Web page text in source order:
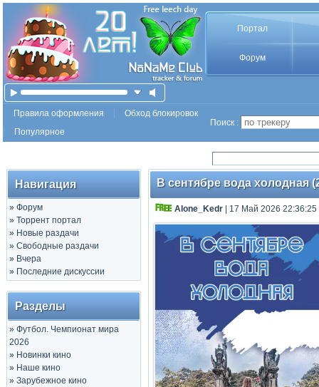
Портал
Форум
Правила оформления
Обход блокировок
Популярное
Поиск :
Навигация
» Форум
» Торрент портал
» Новые раздачи
» Свободные раздачи
» Вчера
» Последние дискуссии
Разделы
» Футбол. Чемпионат мира
2026
» Новинки кино
» Наше кино
» Зарубежное кино
В сентябре вода холодная
Alone_Kedr | 17 Май 2026 22:36:25